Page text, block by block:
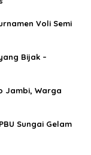
Voli Semi
Bijak –
Jambi, Warga
Sungai Gelam